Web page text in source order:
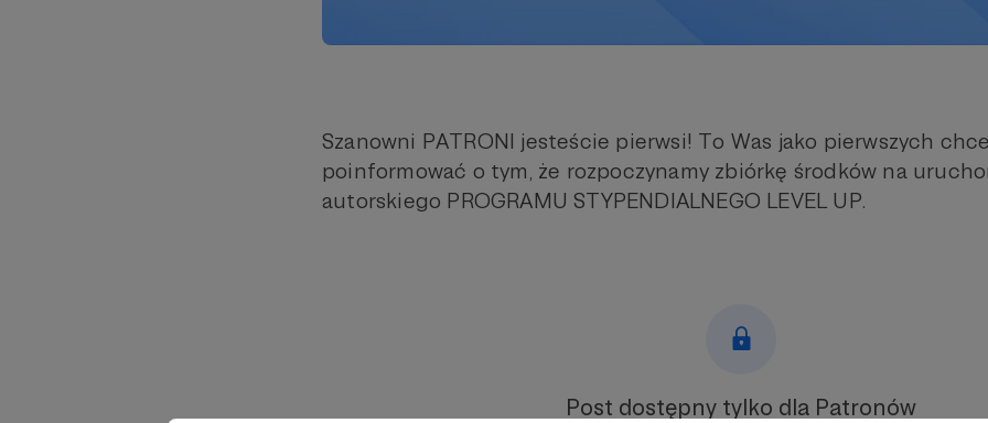
Szanowni PATRONI jesteście pierwsi! To Was jako pierwszych
poinformować o tym, że rozpoczynamy zbiórkę środków na
autorskiego PROGRAMU STYPENDIALNEGO LEVEL UP.
Post dostępny tylko dla Patronów